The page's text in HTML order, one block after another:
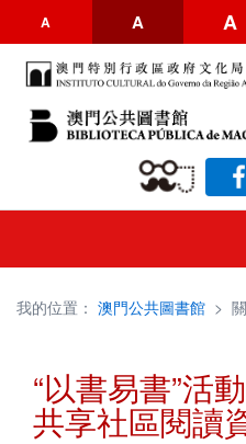
A A A
我的位置： 澳門公共圖書館 >
“以書易書”活
共享社區閱讀